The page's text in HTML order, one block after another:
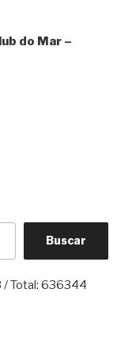
do Mar –
Buscar
/ Total: 636344